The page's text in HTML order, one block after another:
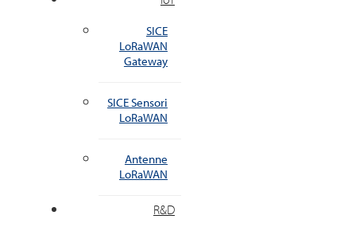
SICE
LoRaWAN
Gateway
SICE Sensori
LoRaWAN
Antenne
LoRaWAN
R&D